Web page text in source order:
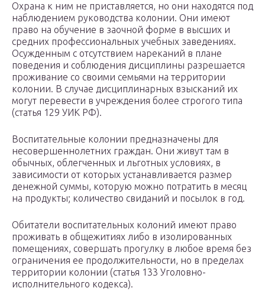
Охрана к ним не приставляется, но они находятся под
наблюдением руководства колонии. Они имеют
право на обучение в заочной форме в высших и
средних профессиональных учебных заведениях.
Осужденным с отсутствием нареканий в плане
поведения и соблюдения дисциплины разрешается
проживание со своими семьями на территории
колонии. В случае дисциплинарных взысканий их
могут перевести в учреждения более строгого типа
(статья 129 УИК РФ).
Воспитательные колонии предназначены для
несовершеннолетних граждан. Они живут там в
обычных, облегченных и льготных условиях, в
зависимости от которых устанавливается размер
денежной суммы, которую можно потратить в месяц
на продукты; количество свиданий и посылок в год.
Обитатели воспитательных колоний имеют право
проживать в общежитиях либо в изолированных
помещениях, совершать прогулку в любое время без
ограничения ее продолжительности, но в пределах
территории колонии (статья 133 Уголовно-
исполнительного кодекса).